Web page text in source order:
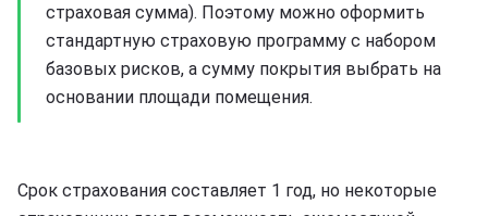
страховая сумма). Поэтому можно оформить
стандартную страховую программу с набором
базовых рисков, а сумму покрытия выбрать на
основании площади помещения.
Срок страхования составляет 1 год, но некоторые